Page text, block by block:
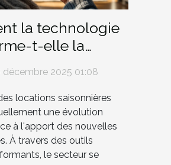
la technologie
t-elle la
locations
?
décembre 2025 01:08
locations saisonnières
une évolution
à l'apport des nouvelles
À travers des outils
le secteur se